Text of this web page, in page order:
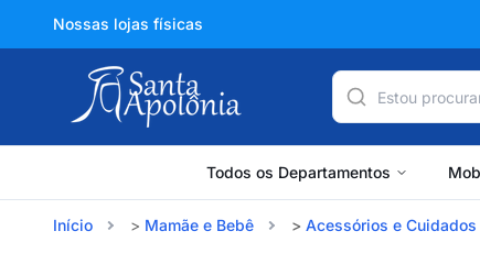
Nossas lojas físicas
Todos os Departamentos
Início Mamãe e Bebê Acessórios e Cuidados